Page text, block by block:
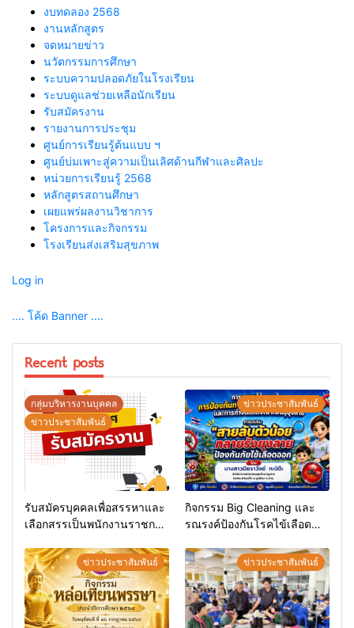
งบทดลอง 2568
งานหลักสูตร
จดหมายข่าว
นวัตกรรมการศึกษา
ระบบความปลอดภัยในโรงเรียน
ระบบดูแลช่วยเหลือนักเรียน
รับสมัครงาน
รายงานการประชุม
ศูนย์การเรียนรู้ต้นแบบ ฯ
ศูนย์บ่มเพาะสู่ความเป็นเลิศด้านกีฬาและศิลปะ
หน่วยการเรียนรู้ 2568
หลักสูตรสถานศึกษา
เผยแพร่ผลงานวิชาการ
โครงการและกิจกรรม
โรงเรียนส่งเสริมสุขภาพ
Log in
.... โค้ด Banner ....
Recent posts
กลุ่มบริหารงานบุคคล
ข่าวประชาสัมพันธ์
รับสมัครบุคคลเพื่อสรรหาและ
เลือกสรรเป็นพนักงานราชการ
ข่าวประชาสัมพันธ์
กิจกรรม Big Cleaning และ
รณรงค์ป้องกันโรคไข้เลือด
ข่าวประชาสัมพันธ์ ข่าวประชาสัมพันธ์